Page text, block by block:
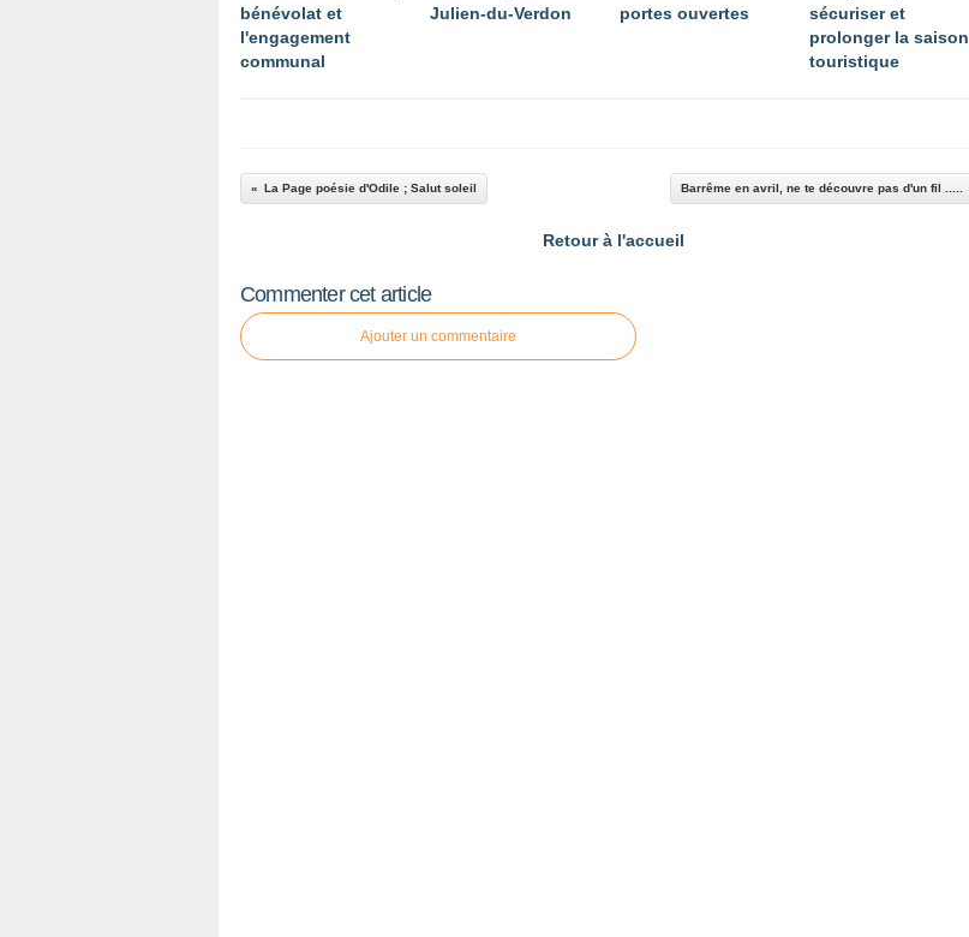
bénévolat et
l'engagement
communal
Julien-du-Verdon
portes ouvertes
sécuriser et
prolonger la saison
touristique
La Page poésie d'Odile ; Salut soleil Barrême en avril, ne te découvre pas d'un fil .....
Retour à l'accueil
Commenter cet article
Ajouter un commentaire